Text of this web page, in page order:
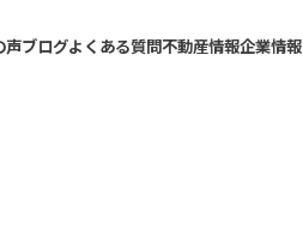
声ブログよくある質問不動産情報企業情報